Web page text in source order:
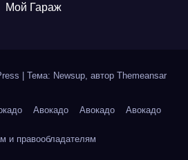
Мой Гараж
Тема: Newsup, автор Themeansar
Авокадо Авокадо Авокадо
и правообладателям